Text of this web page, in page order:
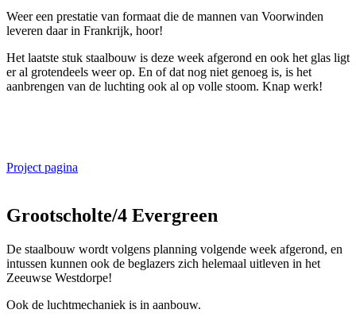
Weer een prestatie van formaat die de mannen van Voorwinden
leveren daar in Frankrijk, hoor!
Het laatste stuk staalbouw is deze week afgerond en ook het glas ligt
er al grotendeels weer op. En of dat nog niet genoeg is, is het
aanbrengen van de luchting ook al op volle stoom. Knap werk!
Project pagina
Grootscholte/4 Evergreen
De staalbouw wordt volgens planning volgende week afgerond, en
intussen kunnen ook de beglazers zich helemaal uitleven in het
Zeeuwse Westdorpe!
Ook de luchtmechaniek is in aanbouw.